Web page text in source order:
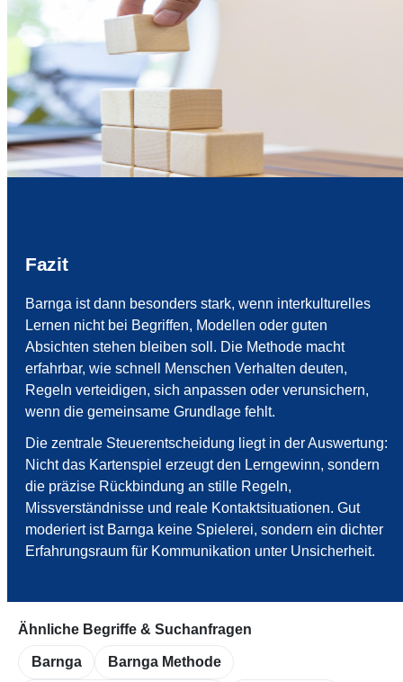
Fazit
Barnga ist dann besonders stark, wenn interkulturelles
Lernen nicht bei Begriffen, Modellen oder guten
Absichten stehen bleiben soll. Die Methode macht
erfahrbar, wie schnell Menschen Verhalten deuten,
Regeln verteidigen, sich anpassen oder verunsichern,
wenn die gemeinsame Grundlage fehlt.
Die zentrale Steuerentscheidung liegt in der Auswertung:
Nicht das Kartenspiel erzeugt den Lerngewinn, sondern
die präzise Rückbindung an stille Regeln,
Missverständnisse und reale Kontaktsituationen. Gut
moderiert ist Barnga keine Spielerei, sondern ein dichter
Erfahrungsraum für Kommunikation unter Unsicherheit.
Ähnliche Begriffe & Suchanfragen
Barnga Barnga Methode